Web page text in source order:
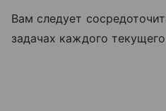
Вам следует
задачах каждого